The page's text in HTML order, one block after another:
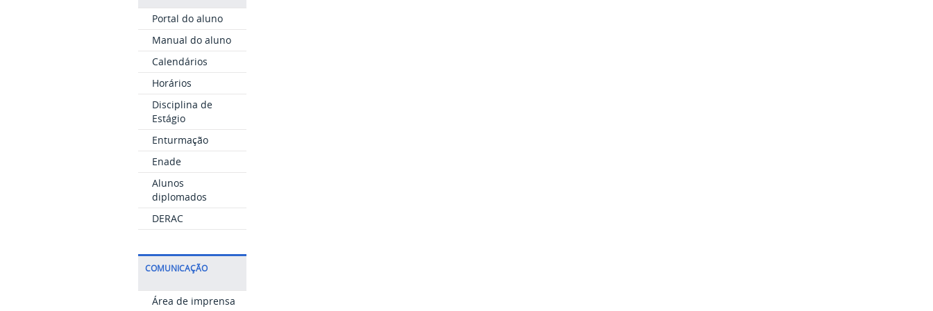
Portal do aluno
Manual do aluno
Calendários
Horários
Disciplina de
Estágio
Enturmação
Enade
Alunos
diplomados
DERAC
COMUNICAÇÃO
Área de imprensa